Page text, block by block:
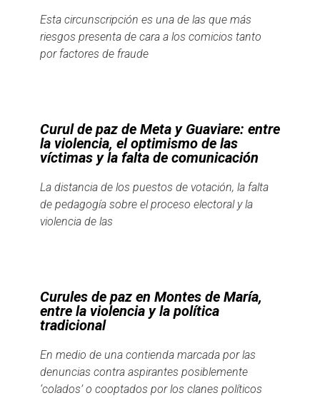
Esta circunscripción es una de las que más
riesgos presenta de cara a los comicios tanto
por factores de fraude
Curul de paz de Meta y Guaviare: entre
la violencia, el optimismo de las
víctimas y la falta de comunicación
La distancia de los puestos de votación, la falta
de pedagogía sobre el proceso electoral y la
violencia de las
Curules de paz en Montes de María,
entre la violencia y la política
tradicional
En medio de una contienda marcada por las
denuncias contra aspirantes posiblemente
‘colados’ o cooptados por los clanes políticos